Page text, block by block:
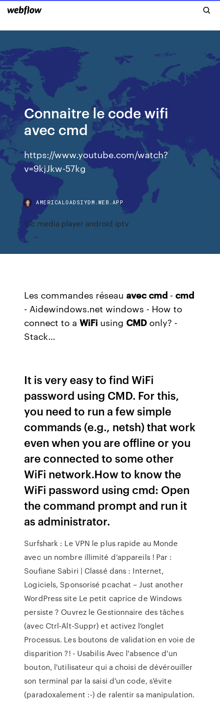
Connaitre le code wifi
avec cmd
https://www.youtube.com/watch?
v=9kjJkw-57kg
AMERICALOADSIYDM.WEB.APP
Vlc media player android iptv
Les commandes réseauavec cmd -cmd
- Aidewindows.net windows - How to
connect to aWiFi usingCMD only? -
Stack…
It is very easy to find WiFi
password using CMD. For this,
you need to run a few simple
commands (e.g., netsh) that work
even when you are offline or you
are connected to some other
WiFi network.How to know the
WiFi password using cmd: Open
the command prompt and run it
as administrator.
Surfshark : Le VPN le plus rapide au Monde
avec un nombre illimité d’appareils ! Par :
Soufiane Sabiri | Classé dans : Internet,
Logiciels, Sponsorisé pcachat – Just another
WordPress site Le petit caprice de Windows
persiste ? Ouvrez le Gestionnaire des tâches
(avec Ctrl-Alt-Suppr) et activez l’onglet
Processus. Les boutons de validation en voie de
disparition ?! - UsabilisAvec l'absence d'un
bouton, l'utilisateur qui a choisi de dévérouiller
son terminal par la saisi d'un code, s'évite
(paradoxalement :-) de ralentir sa manipulation.